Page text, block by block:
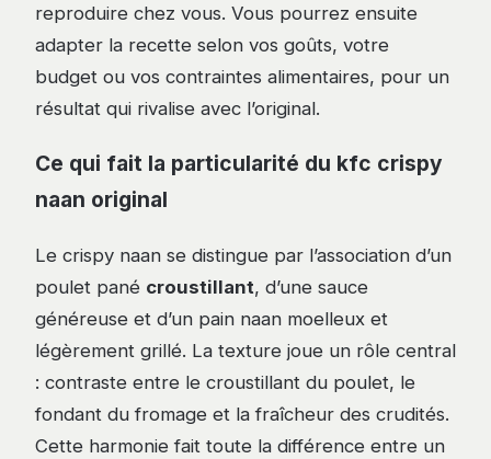
reproduire chez vous. Vous pourrez ensuite
adapter la recette selon vos goûts, votre
budget ou vos contraintes alimentaires, pour un
résultat qui rivalise avec l’original.
Ce qui fait la particularité du kfc crispy
naan original
Le crispy naan se distingue par l’association d’un
poulet pané croustillant, d’une sauce
généreuse et d’un pain naan moelleux et
légèrement grillé. La texture joue un rôle central
: contraste entre le croustillant du poulet, le
fondant du fromage et la fraîcheur des crudités.
Cette harmonie fait toute la différence entre un